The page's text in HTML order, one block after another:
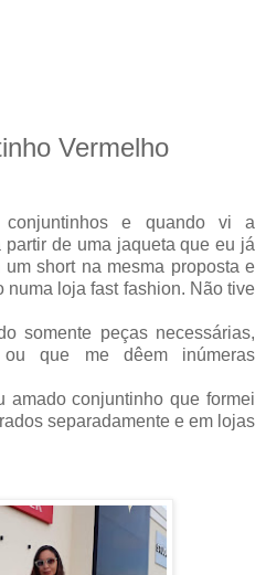
Vermelho
e quando vi a
de uma jaqueta que eu já
short na mesma proposta e
numa loja fast fashion. Não tive
somente peças necessárias,
que me dêem inúmeras
amado conjuntinho que formei
separadamente e em lojas